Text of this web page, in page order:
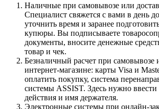
Наличные при самовывозе или
Специалист свяжется с вами в день
уточнить время и заранее
купюры. Вы подписываете
документы, вносите денежные
товар и чек.
Безналичный расчет при
интернет-магазине: карты Visa и
оплатить покупку, система
системы ASSIST. Здесь нужно
действия и имя держателя.
Электронные системы при онлайн-